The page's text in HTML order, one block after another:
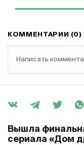
КОММЕНТАРИИ (0)
Написать
Вышла
сериала «Дом